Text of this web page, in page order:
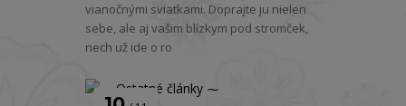
vianočnými sviatkami. Doprajte ju nielen
sebe, ale aj vašim blízkym pod stromček,
nech už ide o ro